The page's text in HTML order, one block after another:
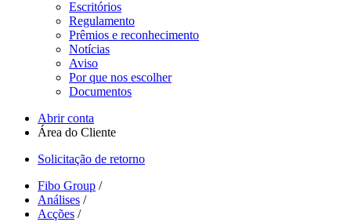
Escritórios
Regulamento
Prêmios e reconhecimento
Notícias
Aviso
Por que nos escolher
Documentos
Abrir conta
Área do Cliente
Solicitação de retorno
Fibo Group /
Análises /
Acções /